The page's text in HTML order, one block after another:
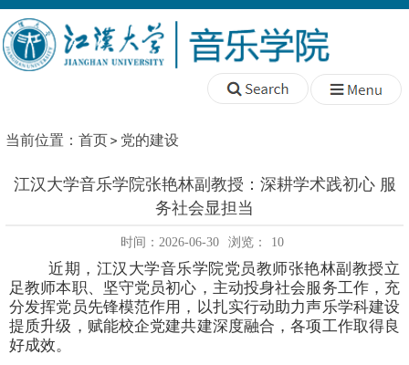
当前位置： 首页 党的建设
江汉大学音乐学院张艳林副教授：深耕学术践初心 服
务社会显担当
时间：2026-06-30 浏览： 10
近期，江汉大学音乐学院党员教师张艳林副教授立
足教师本职、坚守党员初心，主动投身社会服务工作，充
分发挥党员先锋模范作用，以扎实行动助力声乐学科建设
提质升级，赋能校企党建共建深度融合，各项工作取得良
好成效。